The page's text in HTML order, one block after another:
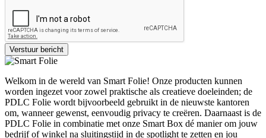
Verstuur bericht
Welkom in de wereld van Smart Folie! Onze producten kunnen
worden ingezet voor zowel praktische als creatieve doeleinden; de
PDLC Folie wordt bijvoorbeeld gebruikt in de nieuwste kantoren
om, wanneer gewenst, eenvoudig privacy te creëren. Daarnaast is de
PDLC Folie in combinatie met onze Smart Box dé manier om jouw
bedrijf of winkel na sluitingstijd in de spotlight te zetten en jou